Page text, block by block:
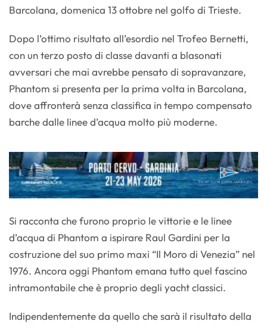
Barcolana, domenica 13 ottobre nel golfo di Trieste.
Dopo l’ottimo risultato all’esordio nel Trofeo Bernetti,
con un terzo posto di classe davanti a blasonati
avversari che mai avrebbe pensato di sopravanzare,
Phantom si presenta per la prima volta in Barcolana,
dove affronterà senza classifica in tempo compensato
barche dalle linee d’acqua molto più moderne.
Si racconta che furono proprio le vittorie e le linee
d’acqua di Phantom a ispirare Raul Gardini per la
costruzione del suo primo maxi “Il Moro di Venezia” nel
1976. Ancora oggi Phantom emana tutto quel fascino
intramontabile che è proprio degli yacht classici.
Indipendentemente da quello che sarà il risultato della